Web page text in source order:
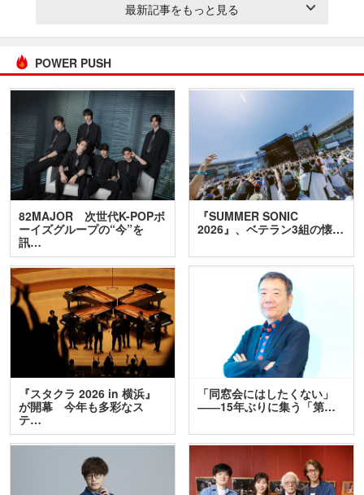
最新記事をもっと見る
POWER PUSH
82MAJOR 次世代K-POPボ
ーイズグループの“今”を
訊…
『SUMMER SONIC
2026』、ベテラン3組の懐…
『スタクラ 2026 in 横浜』
が開幕 今年も多彩なス
テ…
「同窓会にはしたくない」
――15年ぶりに集う「第…